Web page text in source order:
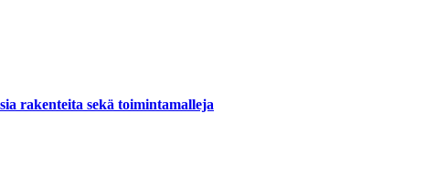
rakenteita sekä toimintamalleja